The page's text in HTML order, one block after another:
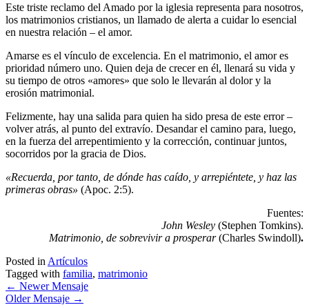
Este triste reclamo del Amado por la iglesia representa para nosotros,
los matrimonios cristianos, un llamado de alerta a cuidar lo esencial
en nuestra relación – el amor.
Amarse es el vínculo de excelencia. En el matrimonio, el amor es
prioridad número uno. Quien deja de crecer en él, llenará su vida y
su tiempo de otros «amores» que solo le llevarán al dolor y la
erosión matrimonial.
Felizmente, hay una salida para quien ha sido presa de este error –
volver atrás, al punto del extravío. Desandar el camino para, luego,
en la fuerza del arrepentimiento y la corrección, continuar juntos,
socorridos por la gracia de Dios.
«Recuerda, por tanto, de dónde has caído, y arrepiéntete, y haz las
primeras obras» (Apoc. 2:5).
Fuentes:
John Wesley (Stephen Tomkins).
Matrimonio, de sobrevivir a prosperar(Charles Swindoll).
Posted in Artículos
Tagged with familia, matrimonio
← Newer Mensaje
Older Mensaje →